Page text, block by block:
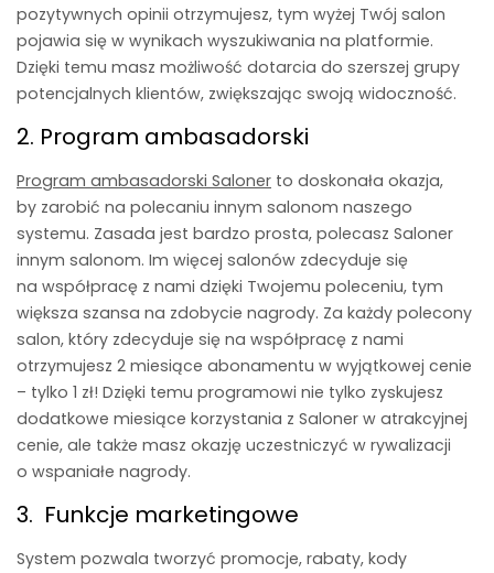
pozytywnych opinii otrzymujesz, tym wyżej Twój salon
pojawia się w wynikach wyszukiwania na platformie.
Dzięki temu masz możliwość dotarcia do szerszej grupy
potencjalnych klientów, zwiększając swoją widoczność.
2. Program ambasadorski
Program ambasadorski Saloner to doskonała okazja,
by zarobić na polecaniu innym salonom naszego
systemu. Zasada jest bardzo prosta, polecasz Saloner
innym salonom. Im więcej salonów zdecyduje się
na współpracę z nami dzięki Twojemu poleceniu, tym
większa szansa na zdobycie nagrody. Za każdy polecony
salon, który zdecyduje się na współpracę z nami
otrzymujesz 2 miesiące abonamentu w wyjątkowej cenie
– tylko 1 zł! Dzięki temu programowi nie tylko zyskujesz
dodatkowe miesiące korzystania z Saloner w atrakcyjnej
cenie, ale także masz okazję uczestniczyć w rywalizacji
o wspaniałe nagrody.
3. Funkcje marketingowe
System pozwala tworzyć promocje, rabaty, kody